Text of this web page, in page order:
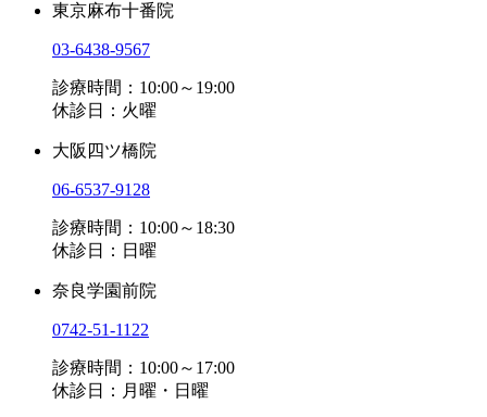
東京麻布十番院
03-6438-9567
診療時間：10:00～19:00
休診日：火曜
大阪四ツ橋院
06-6537-9128
診療時間：10:00～18:30
休診日：日曜
奈良学園前院
0742-51-1122
診療時間：10:00～17:00
休診日：月曜・日曜